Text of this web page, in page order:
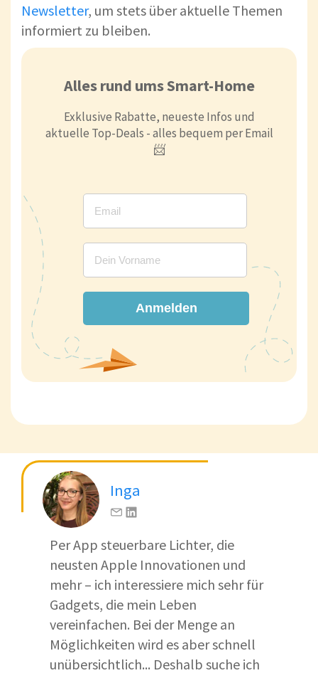
Newsletter, um stets über aktuelle Themen
informiert zu bleiben.
Alles rund ums Smart-Home
Exklusive Rabatte, neueste Infos und
aktuelle Top-Deals - alles bequem per Email
📨
Anmelden
Inga
Per App steuerbare Lichter, die
neusten Apple Innovationen und
mehr – ich interessiere mich sehr für
Gadgets, die mein Leben
vereinfachen. Bei der Menge an
Möglichkeiten wird es aber schnell
unübersichtlich... Deshalb suche ich